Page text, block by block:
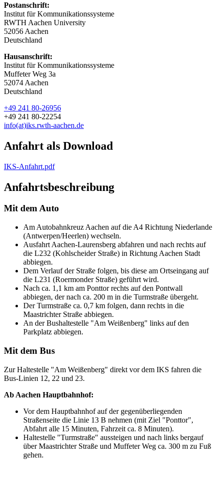
Postanschrift:
Institut für Kommunikationssysteme
RWTH Aachen University
52056 Aachen
Deutschland
Hausanschrift:
Institut für Kommunikationssysteme
Muffeter Weg 3a
52074 Aachen
Deutschland
+49 241 80-26956
+49 241 80-22254
info(at)iks.rwth-aachen.de
Anfahrt als Download
IKS-Anfahrt.pdf
Anfahrtsbeschreibung
Mit dem Auto
Am Autobahnkreuz Aachen auf die A4 Richtung Niederlande
(Antwerpen/Heerlen) wechseln.
Ausfahrt Aachen-Laurensberg abfahren und nach rechts auf
die L232 (Kohlscheider Straße) in Richtung Aachen Stadt
abbiegen.
Dem Verlauf der Straße folgen, bis diese am Ortseingang auf
die L231 (Roermonder Straße) geführt wird.
Nach ca. 1,1 km am Ponttor rechts auf den Pontwall
abbiegen, der nach ca. 200 m in die Turmstraße übergeht.
Der Turmstraße ca. 0,7 km folgen, dann rechts in die
Maastrichter Straße abbiegen.
An der Bushaltestelle "Am Weißenberg" links auf den
Parkplatz abbiegen.
Mit dem Bus
Zur Haltestelle "Am Weißenberg" direkt vor dem IKS fahren die
Bus-Linien 12, 22 und 23.
Ab Aachen Hauptbahnhof:
Vor dem Hauptbahnhof auf der gegenüberliegenden
Straßenseite die Linie 13 B nehmen (mit Ziel "Ponttor",
Abfahrt alle 15 Minuten, Fahrzeit ca. 8 Minuten).
Haltestelle "Turmstraße" aussteigen und nach links bergauf
über Maastrichter Straße und Muffeter Weg ca. 300 m zu Fuß
gehen.